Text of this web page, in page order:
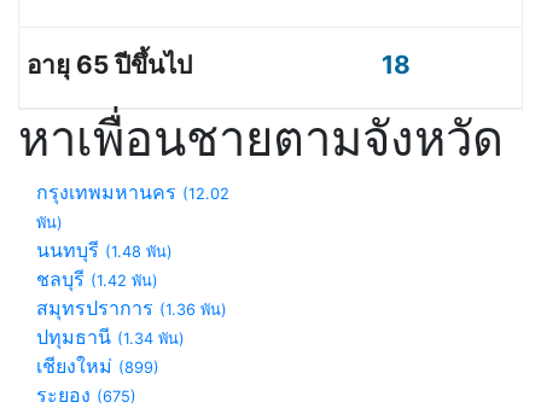
18
หาเพื่อนชายตามจังหวัด
กรุงเทพมหานคร (12.02
พัน)
นนทบุรี (1.48 พัน)
ชลบุรี (1.42 พัน)
สมุทรปราการ (1.36 พัน)
ปทุมธานี (1.34 พัน)
เชียงใหม่ (899)
ระยอง (675)